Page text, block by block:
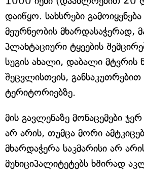
დაიწყო. სახსრები
მეურნეობის მხარდასაჭერად,
პლანტაციური ტყეების
სუგის ახალი, დაბალი მტვრის
შეცვლისთვის, განსაკუთრებით
ტერიტორიებზე.
მის გავლენაზე მონაცემები
არ არის, თუმცა მორი
მხარდაჭერა საკმარისი არ
მუნიციპალიტეტებს ხშირად